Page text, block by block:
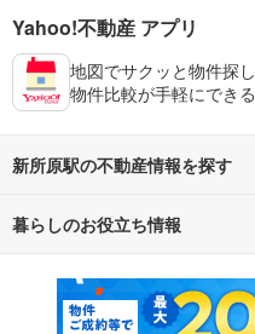
Yahoo!不動産 アプリ
地図でサクッと物件探し
物件比較が手軽にできる
新所原駅の不動産情報を探す
不動産・住宅
新築マンション
暮らしのお役立ち情報
マンションカタログ